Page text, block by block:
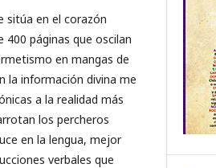
sitúa en el corazón
400 páginas que oscilan
en mangas de
la información divina me
a la realidad más
los percheros
en la lengua, mejor
verbales que